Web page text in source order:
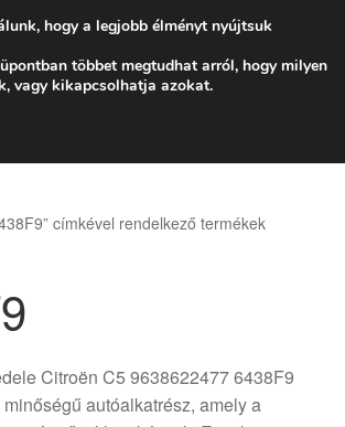
2618 Ft-tól
9:00–16:0006 80 088 054
címkével rendelkező termékek
Citroën C5 9638622477 6438F9
autóalkatrész, amely a
hogy a legjobb élményt nyújtsuk
többet megtudhat arról, hogy milyen
vagy kikapcsolhatja azokat.